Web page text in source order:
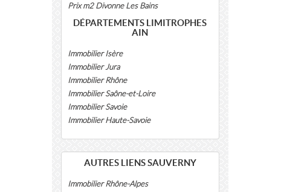
Prix m2 Divonne Les Bains
DÉPARTEMENTS LIMITROPHES
AIN
Immobilier Isère
Immobilier Jura
Immobilier Rhône
Immobilier Saône-et-Loire
Immobilier Savoie
Immobilier Haute-Savoie
AUTRES LIENS SAUVERNY
Immobilier Rhône-Alpes